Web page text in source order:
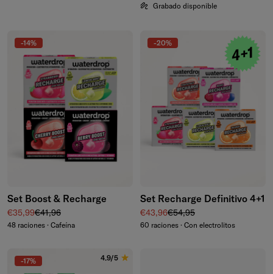
Grabado disponible
-14%
Set Boost & Recharge
Precio de venta
€35,99Precio normal
€41,96
48 raciones · Cafeína
-20%
Set Recharge Definitivo 4+1
Precio de venta
€43,96Precio normal
€54,95
60 raciones · Con electrolitos
-17% 4.9/5